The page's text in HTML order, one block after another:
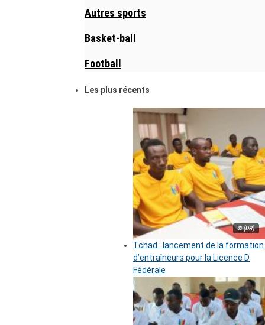
Autres sports
Basket-ball
Football
Les plus récents
© (DR)
Tchad : lancement de la formation
d’entraîneurs pour la Licence D
Fédérale